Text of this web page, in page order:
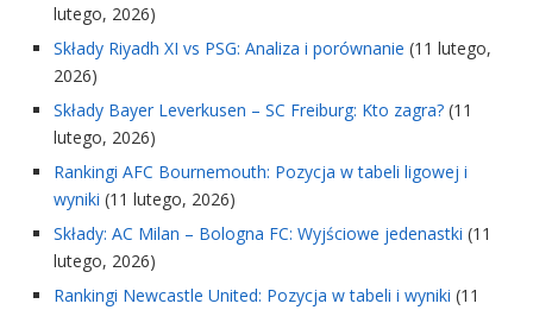
lutego, 2026)
Składy Riyadh XI vs PSG: Analiza i porównanie (11 lutego,
2026)
Składy Bayer Leverkusen – SC Freiburg: Kto zagra? (11
lutego, 2026)
Rankingi AFC Bournemouth: Pozycja w tabeli ligowej i
wyniki (11 lutego, 2026)
Składy: AC Milan – Bologna FC: Wyjściowe jedenastki (11
lutego, 2026)
Rankingi Newcastle United: Pozycja w tabeli i wyniki (11